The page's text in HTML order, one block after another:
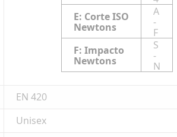
E: Corte ISO
Newtons
A
-
F
F: Impacto
Newtons
S
-
N
EN 420
Unisex